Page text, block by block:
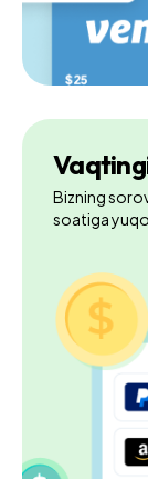
Bizning
soatiga